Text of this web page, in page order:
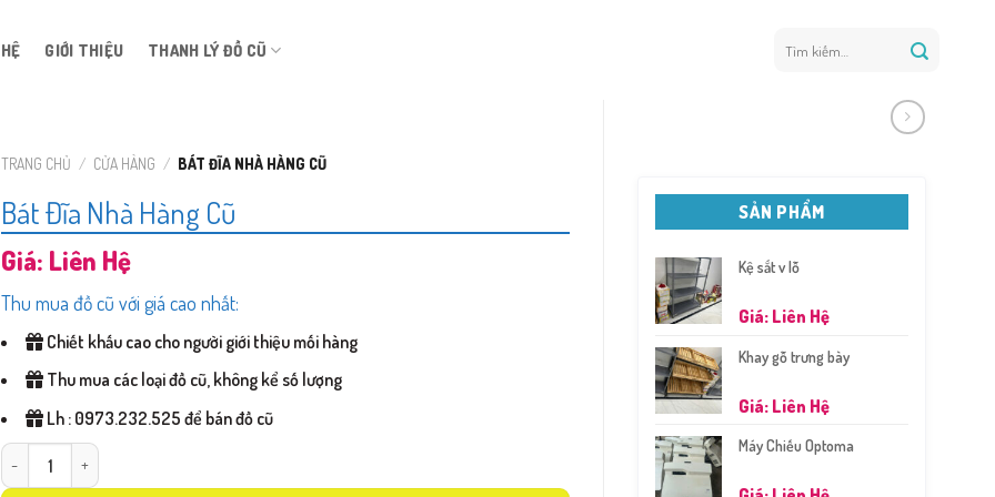
GIỚI THIỆU THANH LÝ ĐỒ CŨ
kiếm:
SẢN PHẨM
Kệ sắt v lỗ
Giá: Liên Hệ
Khay gỗ trưng bày
Giá: Liên Hệ
Máy Chiếu Optoma
TRANG CHỦ / CỬA HÀNG / BÁT ĐĨA NHÀ HÀNG CŨ
Bát Đĩa Nhà Hàng Cũ
Giá: Liên Hệ
Thu mua đồ cũ với giá cao nhất:
Chiết khấu cao cho người giới thiệu mối hàng
Thu mua các loại đồ cũ, không kể số lượng
Lh : 0973.232.525 để bán đồ cũ
Bát Đĩa Nhà Hàng Cũ số lượng